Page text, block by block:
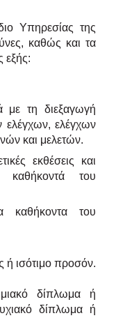
Υπηρεσίας της
καθώς και τα
εξής:
με τη διεξαγωγή
ελέγχων, ελέγχων
και μελετών.
εκθέσεις και
καθήκοντά του
καθήκοντα του
ή ισότιμο προσόν.
δίπλωμα ή
δίπλωμα ή